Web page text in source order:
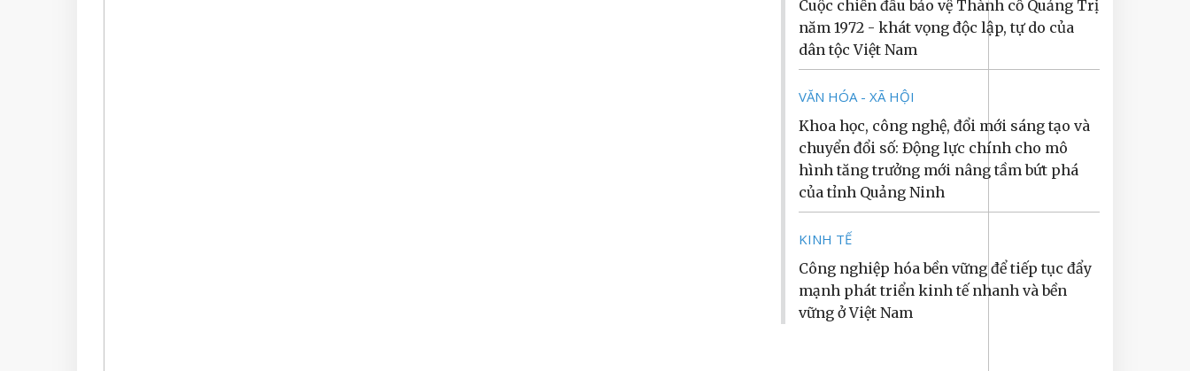
Cuộc chiến đấu bảo vệ Thành cổ Quảng Trị
năm 1972 - khát vọng độc lập, tự do của
dân tộc Việt Nam
VĂN HÓA - XÃ HỘI
Khoa học, công nghệ, đổi mới sáng tạo và
chuyển đổi số: Động lực chính cho mô
hình tăng trưởng mới nâng tầm bứt phá
của tỉnh Quảng Ninh
KINH TẾ
Công nghiệp hóa bền vững để tiếp tục đẩy
mạnh phát triển kinh tế nhanh và bền
vững ở Việt Nam